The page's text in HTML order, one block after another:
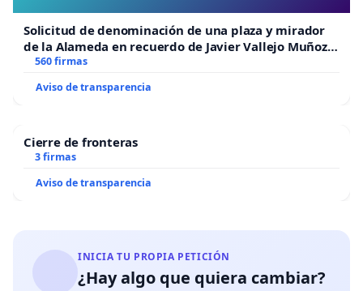
Solicitud de denominación de una plaza y mirador
de la Alameda en recuerdo de Javier Vallejo Muñoz
“Mazinger”
560 firmas
Aviso de transparencia
Cierre de fronteras
3 firmas
Aviso de transparencia
INICIA TU PROPIA PETICIÓN
¿Hay algo que quiera cambiar?